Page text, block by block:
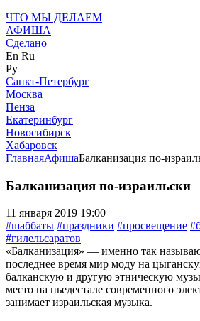
ЧТО МЫ ДЕЛАЕМ
АФИША
Сделано
En Ru
Ру
Санкт-Петербург
Москва
Пенза
Екатеринбург
Новосибирск
Хабаровск
ГлавнаяАфишаБалканизация по-
Балканизация по-израильски
11 января 2019 19:00
#шаббаты #праздники #просвещение
#гилельсаратов
«Балканизация» — именно так
последнее время мир моду на
балканскую и другую этническую
место на пьедестале современного
занимает израильская музыка.